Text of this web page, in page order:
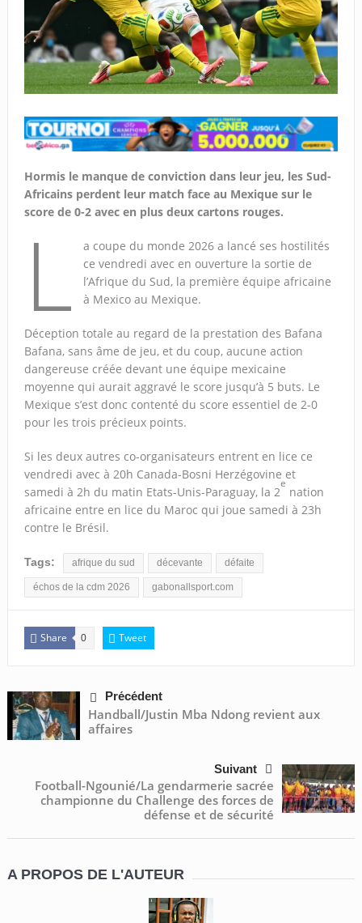
Hormis le manque de conviction dans leur jeu, les Sud-
Africains perdent leur match face au Mexique sur le
score de 0-2 avec en plus deux cartons rouges.
L
a coupe du monde 2026 a lancé ses hostilités
ce vendredi avec en ouverture la sortie de
l’Afrique du Sud, la première équipe africaine
à Mexico au Mexique.
Déception totale au regard de la prestation des Bafana
Bafana, sans âme de jeu, et du coup, aucune action
dangereuse créée devant une équipe mexicaine
moyenne qui aurait aggravé le score jusqu’à 5 buts. Le
Mexique s’est donc contenté du score essentiel de 2-0
pour les trois précieux points.
Si les deux autres co-organisateurs entrent en lice ce
vendredi avec à 20h Canada-Bosni Herzégovine et
samedi à 2h du matin Etats-Unis-Paraguay, la 2
e
nation
africaine entre en lice du Maroc qui joue samedi à 23h
contre le Brésil.
Tags: afrique du sud décevante défaite
échos de la cdm 2026 gabonallsport.com
Share 0 Tweet
Précédent
Handball/Justin Mba Ndong revient aux
affaires
Suivant
Football-Ngounié/La gendarmerie sacrée
championne du Challenge des forces de
défense et de sécurité
A PROPOS DE L'AUTEUR